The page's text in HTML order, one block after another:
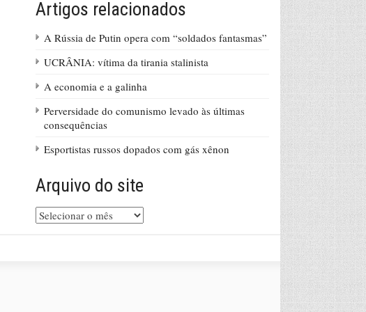
Artigos relacionados
A Rússia de Putin opera com “soldados fantasmas”
UCRÂNIA: vítima da tirania stalinista
A economia e a galinha
Perversidade do comunismo levado às últimas
consequências
Esportistas russos dopados com gás xênon
Arquivo do site
Arquivo
do